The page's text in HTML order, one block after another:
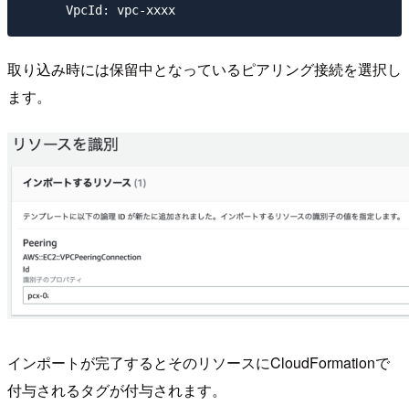
取り込み時には保留中となっているピアリング接続を選択し
ます。
インポートが完了するとそのリソースにCloudFormationで
付与されるタグが付与されます。